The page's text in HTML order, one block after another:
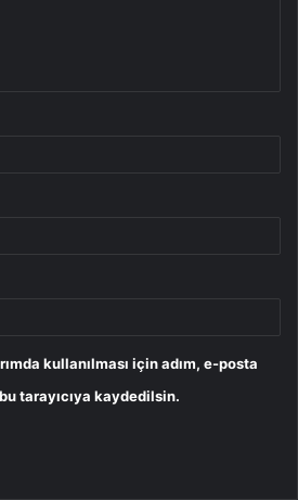
kullanılması için adım, e-posta
tarayıcıya kaydedilsin.